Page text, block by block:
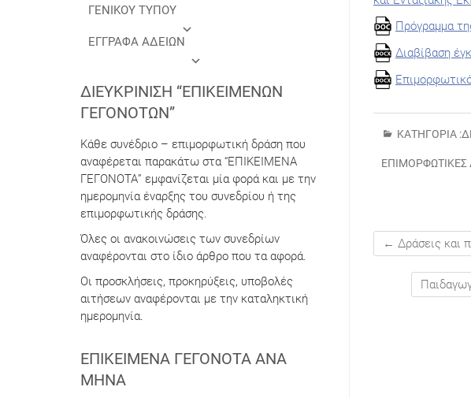
Πρόγραμμα
Διαβίβαση
ΚΑΤΗΓΟΡΊΑ :
ΕΠΙΜΟΡΦΩΤΙΚΈΣ
← Δράσεις και
ΓΕΝΙΚΟΥ ΤΥΠΟΥ
ΕΓΓΡΑΦΑ ΑΔΕΙΩΝ
ΔΙΕΥΚΡΊΝΙΣΗ “ΕΠΙΚΕΊΜΕΝΩΝ
ΓΕΓΟΝΌΤΩΝ”
Κάθε συνέδριο – επιμορφωτική δράση που
αναφέρεται παρακάτω στα “ΕΠΙΚΕΙΜΕΝΑ
ΓΕΓΟΝΟΤΑ” εμφανίζεται μία φορά και με την
ημερομηνία έναρξης του συνεδρίου ή της
επιμορφωτικής δράσης.
Όλες οι ανακοινώσεις των συνεδρίων
αναφέρονται στο ίδιο άρθρο που τα αφορά.
Οι προσκλήσεις, προκηρύξεις, υποβολές
αιτήσεων αναφέρονται με την καταληκτική
ημερομηνία.
ΕΠΙΚΕΊΜΕΝΑ ΓΕΓΟΝΌΤΑ ΑΝΆ
ΜΉΝΑ